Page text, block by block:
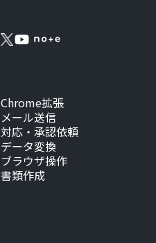
Chrome拡張
メール送信
対応・承認依頼
データ変換
ブラウザ操作
書類作成